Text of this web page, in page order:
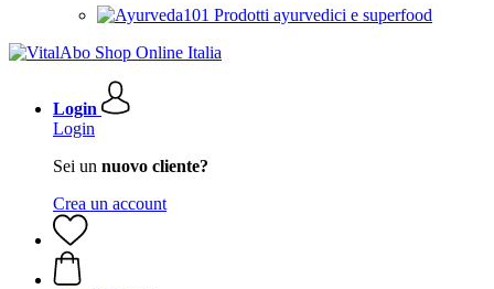
Prodotti ayurvedici e superfood
Login
Login
Sei un nuovo cliente?
Crea un account